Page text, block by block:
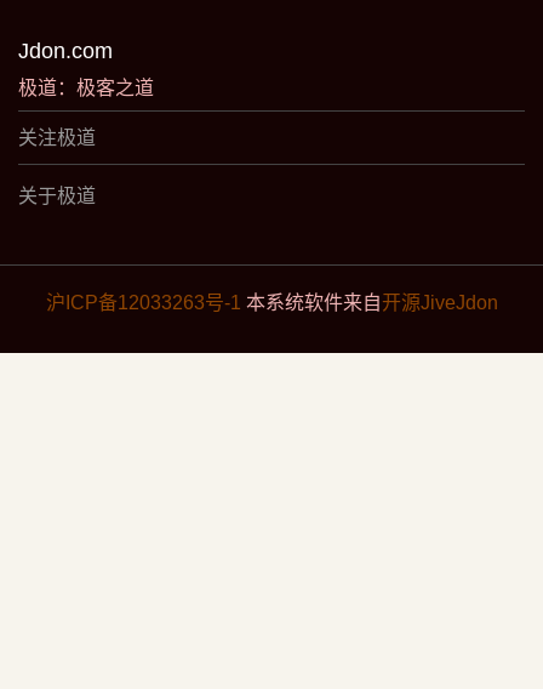
Jdon.com
极道：极客之道
关注极道
关于极道
沪ICP备12033263号-1 本系统软件来自开源JiveJdon